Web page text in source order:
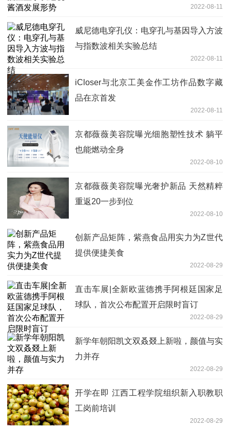
2022-08-11
威尼德电穿孔仪：电穿孔与基因导入方波
与指数波相关实验总结
2022-08-11
iCloser与北京工美金作工坊作品数字藏
品在京首发
2022-08-11
京都薇薇美容院曝光细胞塑性技术 躺平
也能燃动全身
2022-08-10
京都薇薇美容院曝光奢护新品 天然精粹
重返20一步到位
2022-08-10
创新产品矩阵，紫燕食品用实力为Z世代
提供便捷美食
2022-08-29
直击车展|全新欧蓝德携手阿根廷国家足
球队，首次公布配置开启限时盲订
2022-08-29
新学年朝阳凯文双叒叕上新啦，颜值与实
力并存
2022-08-29
开学在即 江西工程学院组织新入职教职
工岗前培训
2022-08-29